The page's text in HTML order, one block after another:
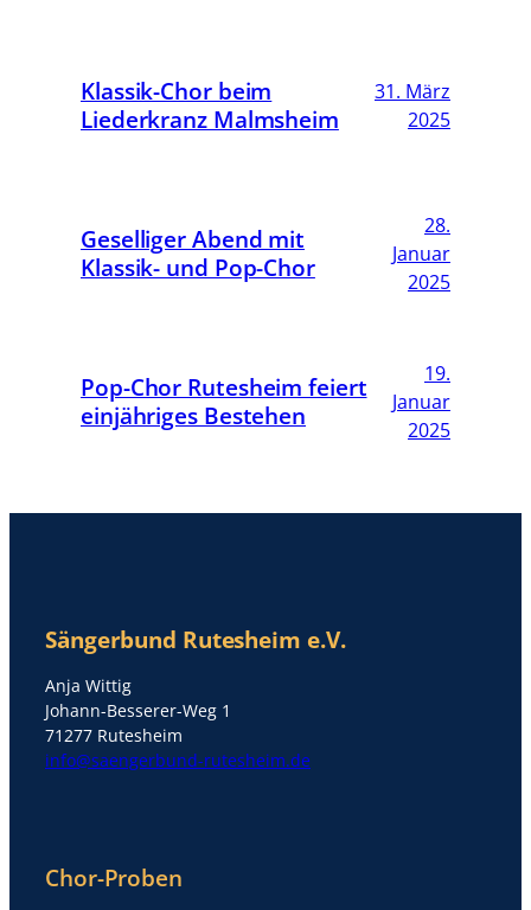
Klassik-Chor beim
Liederkranz Malmsheim
31. März
2025
Geselliger Abend mit
Klassik- und Pop-Chor
28.
Januar
2025
Pop-Chor Rutesheim feiert
einjähriges Bestehen
19.
Januar
2025
Sängerbund Rutesheim e.V.
Anja Wittig
Johann-Besserer-Weg 1
71277 Rutesheim
info@saengerbund-rutesheim.de
Chor-Proben